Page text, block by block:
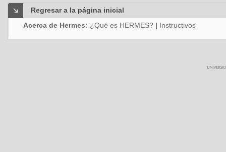
Regresar a la página inicial
Acerca de Hermes: ¿Qué es HERMES? | Instructivos